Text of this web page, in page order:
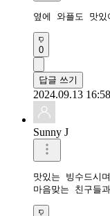
옆에 와플도 맛
0
답글 쓰기
2024.09.13 16:58
Sunny J
맛있는 빙수드시
마음맞는 친구들